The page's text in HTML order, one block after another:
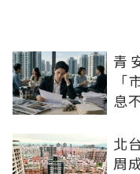
青
息
北
周